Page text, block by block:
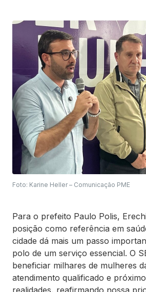
Foto: Karine Heller – Comunicação PME
Para o prefeito Paulo Polis,
posição como referência em
cidade dá mais um passo
polo de um serviço essencial. O
beneficiar milhares de mulheres
atendimento qualificado e